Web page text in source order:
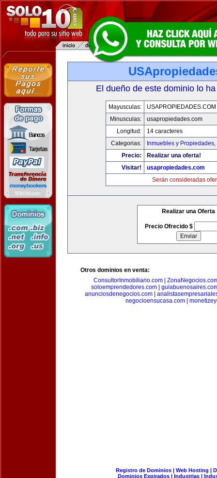
El dueño de este dominio lo
Mayusculas:
USAPROPIEDADES.COM
Minusculas:
usapropiedades.com
Longitud:
14 caracteres
Categorias:
Inmuebles y Propiedades,
Precio:
Realizar una oferta!
Visitar!
usapropiedades.com
Serán consideradas
Realizar una Oferta
Precio Ofrecido $
Otros dominios en venta:
ConsultorInmobiliario.com|
soloemprendedores.com|
anunciosdenegocios.com|
negocioensucasa.com|
Registro de Dominios| Web Hosting |
Dominios Expirados | Industrias |